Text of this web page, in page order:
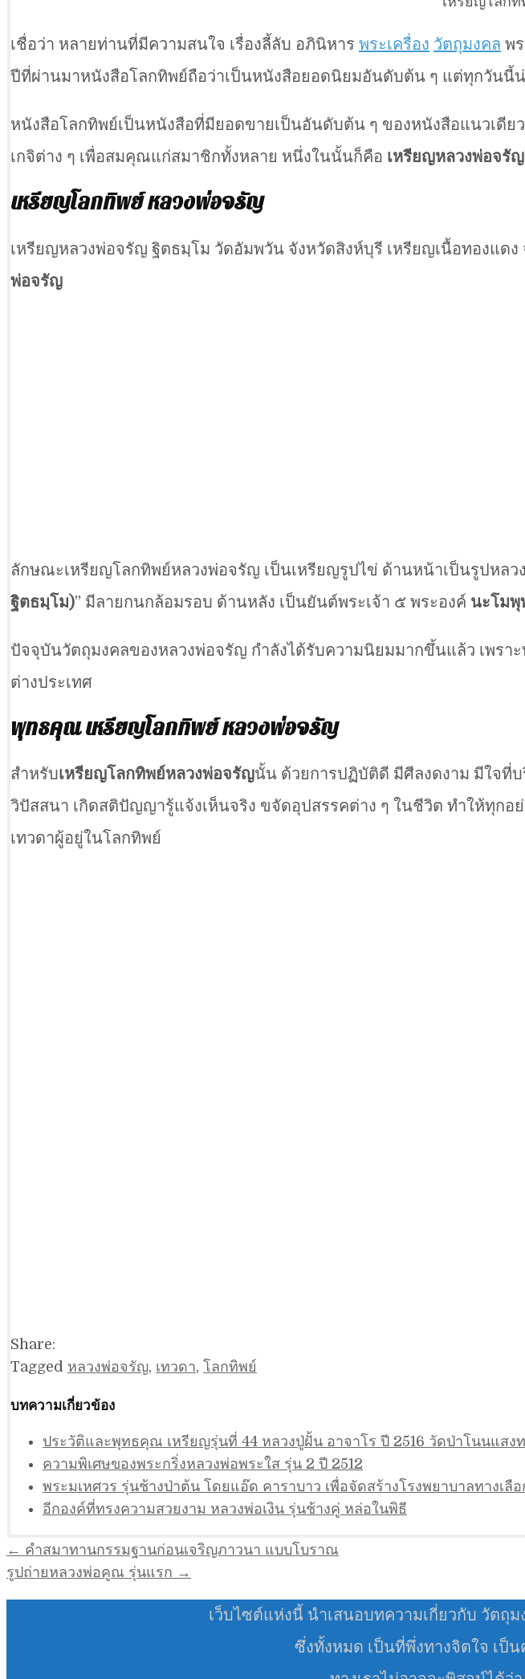
เชื่อว่า หลายท่านที่มีความสนใจ เรื่องลี้ลับ อภินิหาร พระเครื่อง วัตถุมงคล พ
ปีที่ผ่านมาหนังสือโลกทิพย์ถือว่าเป็นหนังสือยอดนิยมอันดับต้น ๆ แต่ทุกวัน
หนังสือโลกทิพย์เป็นหนังสือที่มียอดขายเป็นอันดับต้น ๆ ของหนังสือแนวเดี
เกจิต่าง ๆ เพื่อสมคุณแก่สมาชิกทั้งหลาย หนึ่งในนั้นก็คือ เหรียญหลวงพ่อจรั
เหรียญโลกทิพย์ หลวงพ่อจรัญ
เหรียญหลวงพ่อจรัญ ฐิตธมฺโม วัดอัมพวัน จังหวัดสิงห์บุรี เหรียญเนื้อทองแดง
พ่อจรัญ
ลักษณะเหรียญโลกทิพย์หลวงพ่อจรัญ เป็นเหรียญรูปไข่ ด้านหน้าเป็นรูปหลว
ฐิตธมฺโม)” มีลายกนกล้อมรอบ ด้านหลัง เป็นยันต์พระเจ้า ๕ พระองค์ นะโมพุ
ปัจจุบันวัตถุมงคลของหลวงพ่อจรัญ กำลังได้รับความนิยมมากขึ้นแล้ว เพร
ต่างประเทศ
พุทธคุณเหรียญโลกทิพย์ หลวงพ่อจรัญ
สำหรับเหรียญโลกทิพย์หลวงพ่อจรัญนั้น ด้วยการปฏิบัติดี มีศีลงดงาม มีใจที่
วิปัสสนา เกิดสติปัญญารู้แจ้งเห็นจริง ขจัดอุปสรรคต่าง ๆ ในชีวิต ทำให้ทุก
เทวดาผู้อยู่ในโลกทิพย์
Share:
Tagged หลวงพ่อจรัญ, เทวดา, โลกทิพย์
บทความเกี่ยวข้อง
ประวัติและพุทธคุณ เหรียญรุ่นที่ 44 หลวงปู่ฝั้น อาจาโร ปี 2516 วัดป่าโนนแสง
ความพิเศษของพระกริ่งหลวงพ่อพระใส รุ่น 2 ปี 2512
พระมเหศวร รุ่นช้างป่าต้น โดยแอ๊ด คาราบาว เพื่อจัดสร้างโรงพยาบาลทางเลือ
อีกองค์ที่ทรงความสวยงาม หลวงพ่อเงิน รุ่นช้างคู่ หล่อในพิธี
แนะแนว
เรื่อง
← คำสมาทานกรรมฐานก่อนเจริญภาวนา แบบโบราณ
รูปถ่ายหลวงพ่อคูณ รุ่นแรก →
เว็บไซต์แห่งนี้ นำเสนอบทความเกี่ยวกับ วัตถุม
ซึ่งทั้งหมด เป็นที่พึ่งทางจิตใจ เป็